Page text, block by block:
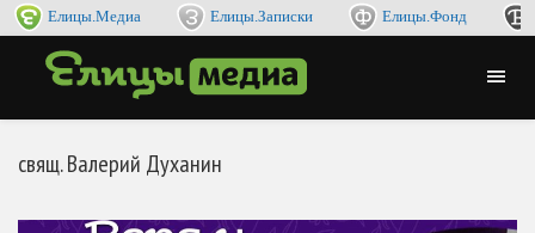
Елицы.Медиа Елицы.Записки Елицы.Фонд
свящ. Валерий Духанин